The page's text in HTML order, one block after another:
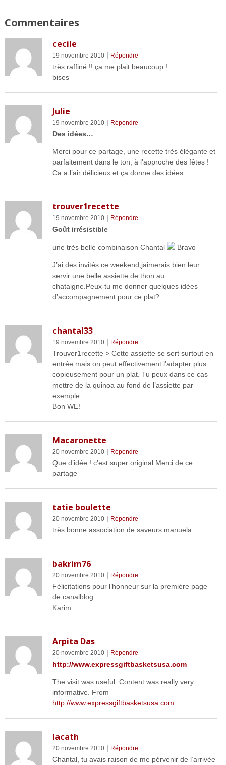
Commentaires
cecile
19 novembre 2010| Répondre
très raffiné !! ça me plait beaucoup !
bises
Julie
19 novembre 2010| Répondre
Des idées…
Merci pour ce partage, une recette très élégante et
parfaitement dans le ton, à l’approche des fêtes !
Ca a l’air délicieux et ça donne des idées.
trouver1recette
19 novembre 2010| Répondre
Goût irrésistible
une très belle combinaison Chantal Bravo
J’ai des invités ce weekend,jaimerais bien leur
servir une belle assiette de thon au
chataigne.Peux-tu me donner quelques idées
d’accompagnement pour ce plat?
chantal33
19 novembre 2010| Répondre
Trouver1recette > Cette assiette se sert surtout en
entrée mais on peut effectivement l’adapter plus
copieusement pour un plat. Tu peux dans ce cas
mettre de la quinoa au fond de l’assiette par
exemple.
Bon WE!
Macaronette
20 novembre 2010| Répondre
Que d’idée ! c’est super original Merci de ce
partage
tatie boulette
20 novembre 2010| Répondre
très bonne association de saveurs manuela
bakrim76
20 novembre 2010| Répondre
Félicitations pour l’honneur sur la première page
de canalblog.
Karim
Arpita Das
20 novembre 2010| Répondre
http://www.expressgiftbasketsusa.com
The visit was useful. Content was really very
informative. From
http://www.expressgiftbasketsusa.com
lacath
20 novembre 2010| Répondre
Chantal, tu avais raison de me pérvenir de l’arrivée